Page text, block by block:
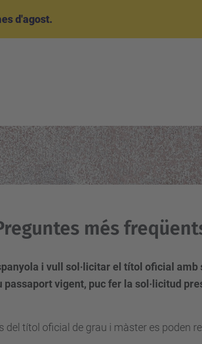
d'agost.
més
i vull sol·licitar el títol oficial amb
passaport vigent, puc fer la sol·licitud
del títol oficial de grau i màster es poden